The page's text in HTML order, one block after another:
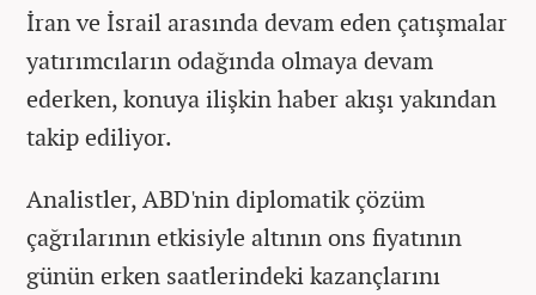
İran ve İsrail arasında devam eden çatışmalar
yatırımcıların odağında olmaya devam
ederken, konuya ilişkin haber akışı yakından
takip ediliyor.
Analistler, ABD'nin diplomatik çözüm
çağrılarının etkisiyle altının ons fiyatının
günün erken saatlerindeki kazançlarını